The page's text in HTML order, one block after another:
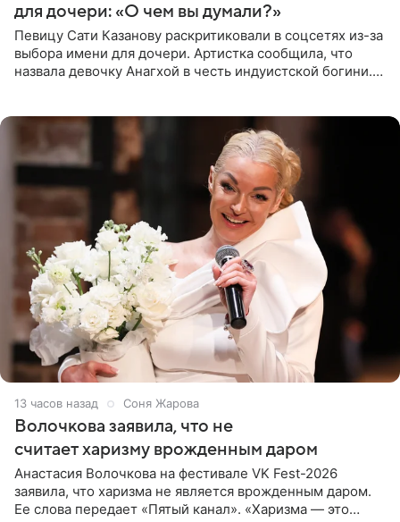
для дочери: «О чем вы думали?»
Певицу Сати Казанову раскритиковали в соцсетях из-за
выбора имени для дочери. Артистка сообщила, что
назвала девочку Анагхой в честь индуистской богини.
13 часов назад Соня Жарова
Волочкова заявила, что не
считает харизму врожденным даром
Анастасия Волочкова на фестивале VK Fest-2026
заявила, что харизма не является врожденным даром.
Ее слова передает «Пятый канал». «Харизма — это